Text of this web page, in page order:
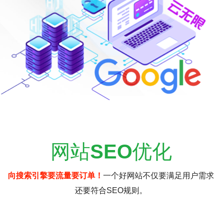
网站SEO优化
向搜索引擎要流量要订单！ 一个好网站不仅要满足用户需求
还要符合SEO规则。